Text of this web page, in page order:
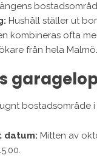
Hushåll ställer ut
kombineras ofta
från hela Malmö.
bostadsområde
datum: Mitten av